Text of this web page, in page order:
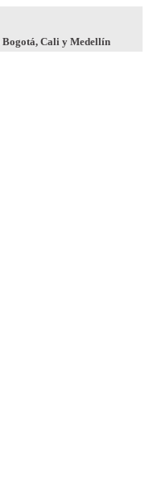
Bogotá, Cali y Medellín